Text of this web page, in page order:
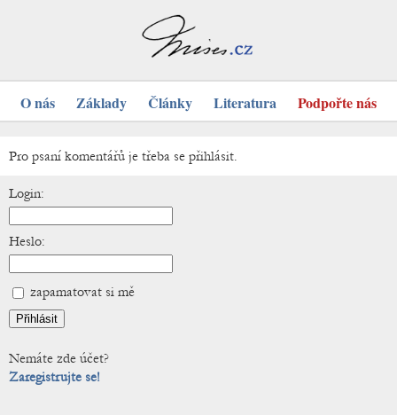
O nás Základy Články Literatura Podpořte nás
Pro psaní komentářů je třeba se přihlásit.
Login:
Heslo:
zapamatovat si mě
Nemáte zde účet?
Zaregistrujte se!